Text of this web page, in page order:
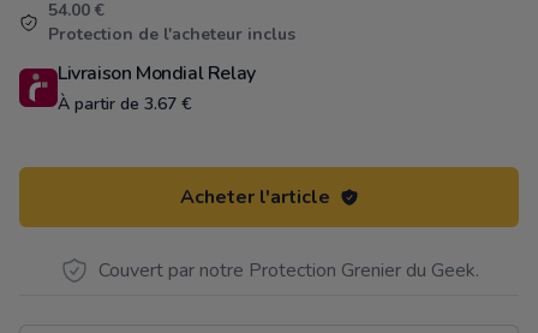
54.00 €
Protection de l'acheteur inclus
Livraison Mondial Relay
À partir de 3.67 €
Acheter l'article
Couvert par notre Protection Grenier du Geek.